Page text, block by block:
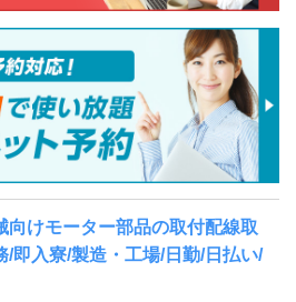
向けモーター部品の取付配線取
/即入寮/製造・工場/日勤/日払い/